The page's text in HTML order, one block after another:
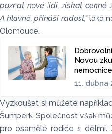
poznat nové lidi, získat cenné
A hlavně, přináší radost,“láká
Olomouce.
Novou
nemocnice
11. dubna
Vyzkoušet si můžete
Šumperk. Společnost však
pro osamělé rodiče s